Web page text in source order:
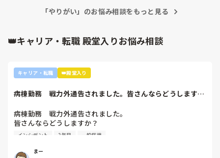
「やりがい」のお悩み相談をもっと見る
👑キャリア・転職 殿堂入りお悩み相談
キャリア・転職 👑殿堂入り
病棟勤務　戦力外通告されました。皆さんならどうします
病棟勤務　戦力外通告されました。
皆さんならどうしますか？
2年目です。1年目はゆるい部署にいましたが、人間関係が原
からの人間関係は良好です。
インシデント 2年目 一般病棟
まー